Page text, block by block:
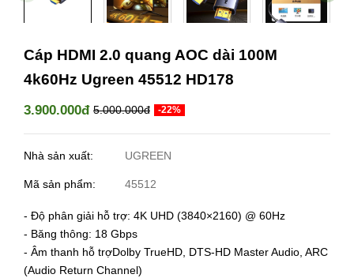
Cáp HDMI 2.0 quang AOC dài 100M
4k60Hz Ugreen 45512 HD178
3.900.000đ 5.000.000đ -22%
Nhà sản xuất: UGREEN
Mã sản phẩm: 45512
- Độ phân giải hỗ trợ: 4K UHD (3840×2160) @ 60Hz
- Băng thông: 18 Gbps
- Âm thanh hỗ trợDolby TrueHD, DTS-HD Master Audio, ARC
(Audio Return Channel)